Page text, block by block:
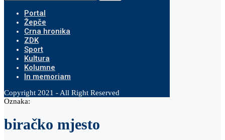
Portal
Žepče
Crna hronika
ZDK
Sport
Kultura
Kolumne
In memoriam
Copyright 2021 - All Right Reserved
Oznaka:
biračko mjesto